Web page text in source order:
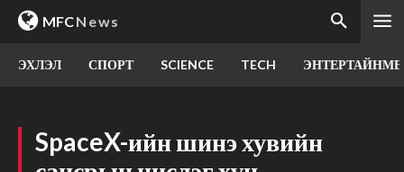
MFCNews
ЭХЛЭЛ СПОРТ SCIENCE TECH
SpaceX-ийн шинэ хувийн